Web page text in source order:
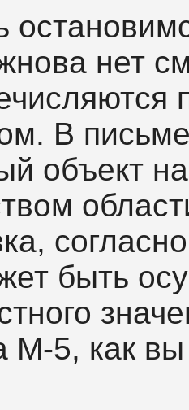
нет
В
объект
быть
М-5, как